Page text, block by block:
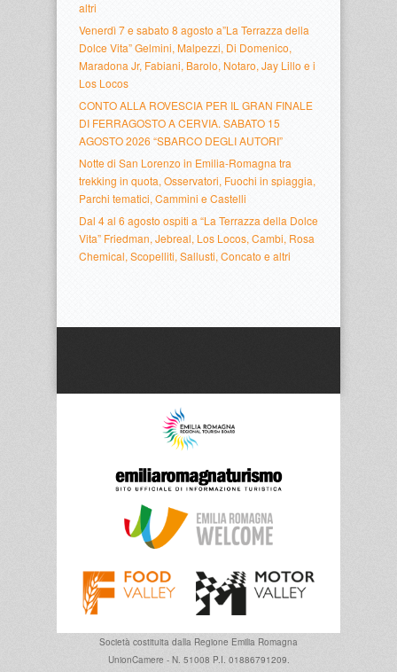
altri
Venerdì 7 e sabato 8 agosto a”La Terrazza della
Dolce Vita” Gelmini, Malpezzi, Di Domenico,
Maradona Jr, Fabiani, Barolo, Notaro, Jay Lillo e i
Los Locos
CONTO ALLA ROVESCIA PER IL GRAN FINALE
DI FERRAGOSTO A CERVIA. SABATO 15
AGOSTO 2026 “SBARCO DEGLI AUTORI”
Notte di San Lorenzo in Emilia-Romagna tra
trekking in quota, Osservatori, Fuochi in spiaggia,
Parchi tematici, Cammini e Castelli
Dal 4 al 6 agosto ospiti a “La Terrazza della Dolce
Vita” Friedman, Jebreal, Los Locos, Cambi, Rosa
Chemical, Scopelliti, Sallusti, Concato e altri
Società costituita dalla Regione Emilia Romagna
UnionCamere - N. 51008 P.I. 01886791209.